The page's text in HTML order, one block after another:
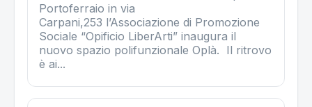
Portoferraio in via
Carpani,253 l’Associazione di Promozione
Sociale “Opificio LiberArti” inaugura il
nuovo spazio polifunzionale Oplà. Il ritrovo
è ai...